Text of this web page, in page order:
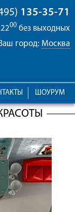
135-35-71
00 без выходных
город: Москва
ШОУРУМ